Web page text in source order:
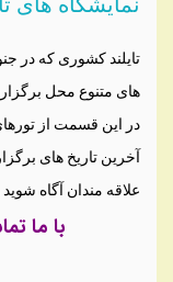
تایلند کشوری که در
های متنوع محل
در این قسمت از
آخرین تاریخ های
علاقه مندان آگاه
با ما تماس